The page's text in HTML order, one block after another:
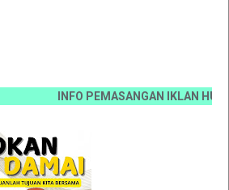
INFO PEMASANGAN IKLAN HUB